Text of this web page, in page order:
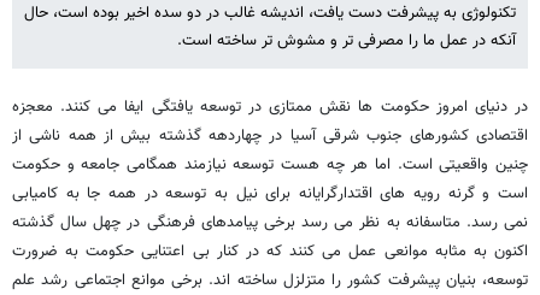
تکنولوژی به پیشرفت دست یافت، اندیشه غالب در دو سده اخیر بوده است، حال
آنکه در عمل ما را مصرفی تر و مشوش تر ساخته است.
در دنیای امروز حکومت ها نقش ممتازی در توسعه یافتگی ایفا می کنند. معجزه
اقتصادی کشورهای جنوب شرقی آسیا در چهاردهه گذشته بیش از همه ناشی از
چنین واقعیتی است. اما هر چه هست توسعه نیازمند همگامی جامعه و حکومت
است و گرنه رویه های اقتدارگرایانه برای نیل به توسعه در همه جا به کامیابی
نمی رسد. متاسفانه به نظر می رسد برخی پیامدهای فرهنگی در چهل سال گذشته
اکنون به مثابه موانعی عمل می کنند که در کنار بی اعتنایی حکومت به ضرورت
توسعه، بنیان پیشرفت کشور را متزلزل ساخته اند. برخی موانع اجتماعی رشد علم